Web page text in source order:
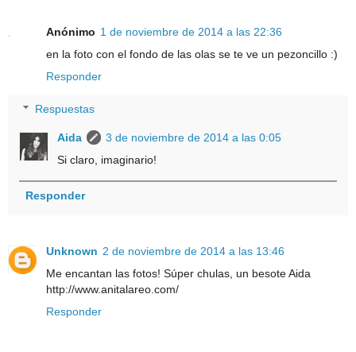
Anónimo 1 de noviembre de 2014 a las 22:36
en la foto con el fondo de las olas se te ve un pezoncillo :)
Responder
Respuestas
Aida
3 de noviembre de 2014 a las 0:05
Si claro, imaginario!
Responder
Unknown 2 de noviembre de 2014 a las 13:46
Me encantan las fotos! Súper chulas, un besote Aida
http://www.anitalareo.com/
Responder